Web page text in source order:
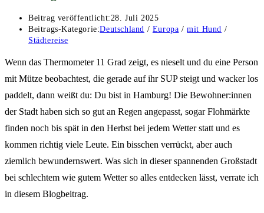
Beitrag veröffentlicht:28. Juli 2025
Beitrags-Kategorie:Deutschland / Europa / mit Hund /
Städtereise
Wenn das Thermometer 11 Grad zeigt, es nieselt und du eine Person
mit Mütze beobachtest, die gerade auf ihr SUP steigt und wacker los
paddelt, dann weißt du: Du bist in Hamburg! Die Bewohner:innen
der Stadt haben sich so gut an Regen angepasst, sogar Flohmärkte
finden noch bis spät in den Herbst bei jedem Wetter statt und es
kommen richtig viele Leute. Ein bisschen verrückt, aber auch
ziemlich bewundernswert. Was sich in dieser spannenden Großstadt
bei schlechtem wie gutem Wetter so alles entdecken lässt, verrate ich
in diesem Blogbeitrag.